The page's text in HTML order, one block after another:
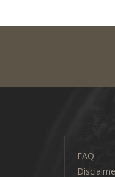
FAQ